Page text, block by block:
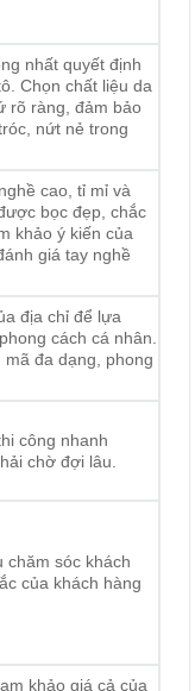
nhất quyết định
Chọn chất liệu da
rõ ràng, đảm bảo
nứt nẻ trong
cao, tỉ mỉ và
bọc đẹp, chắc
khảo ý kiến của
giá tay nghề
địa chỉ để lựa
cách cá nhân.
đa dạng, phong
công nhanh
chờ đợi lâu.
chăm sóc khách
của khách hàng
khảo giá cả của